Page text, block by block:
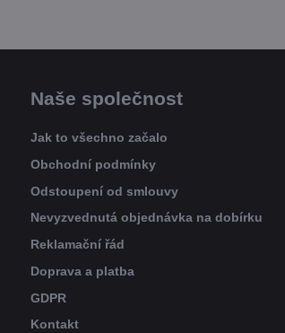
Naše společnost
Jak to všechno začalo
Obchodní podmínky
Odstoupení od smlouvy
Nevyzvednutá objednávka na dobírku
Reklamační řád
Doprava a platba
GDPR
Kontakt